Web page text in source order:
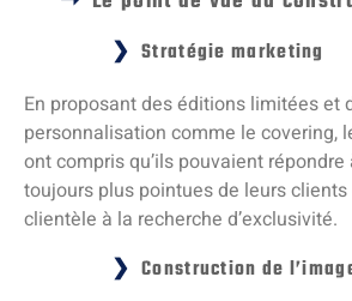
Stratégie marketing
En proposant des éditions limitées et
personnalisation comme le covering,
ont compris qu’ils pouvaient
toujours plus pointues de leurs
clientèle à la recherche d’exclusivité.
Construction de